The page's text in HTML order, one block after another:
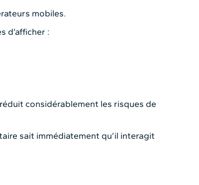
mobiles.
d’afficher :
considérablement les risques de
sait immédiatement qu’il interagit